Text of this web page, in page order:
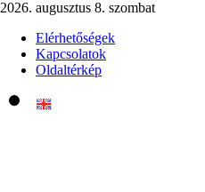
2026. augusztus 8. szombat
Elérhetőségek
Kapcsolatok
Oldaltérkép